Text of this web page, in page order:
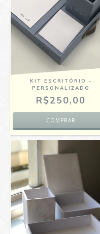
KIT ESCRITÓRIO -
PERSONALIZADO
R$250,00